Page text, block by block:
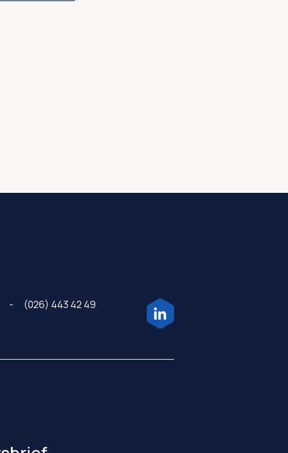
(026) 443 42 49